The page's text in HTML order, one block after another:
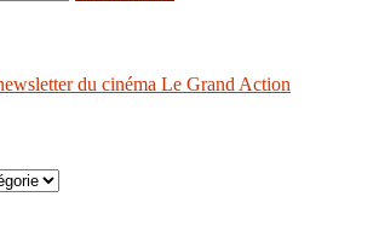
du cinéma Le Grand Action